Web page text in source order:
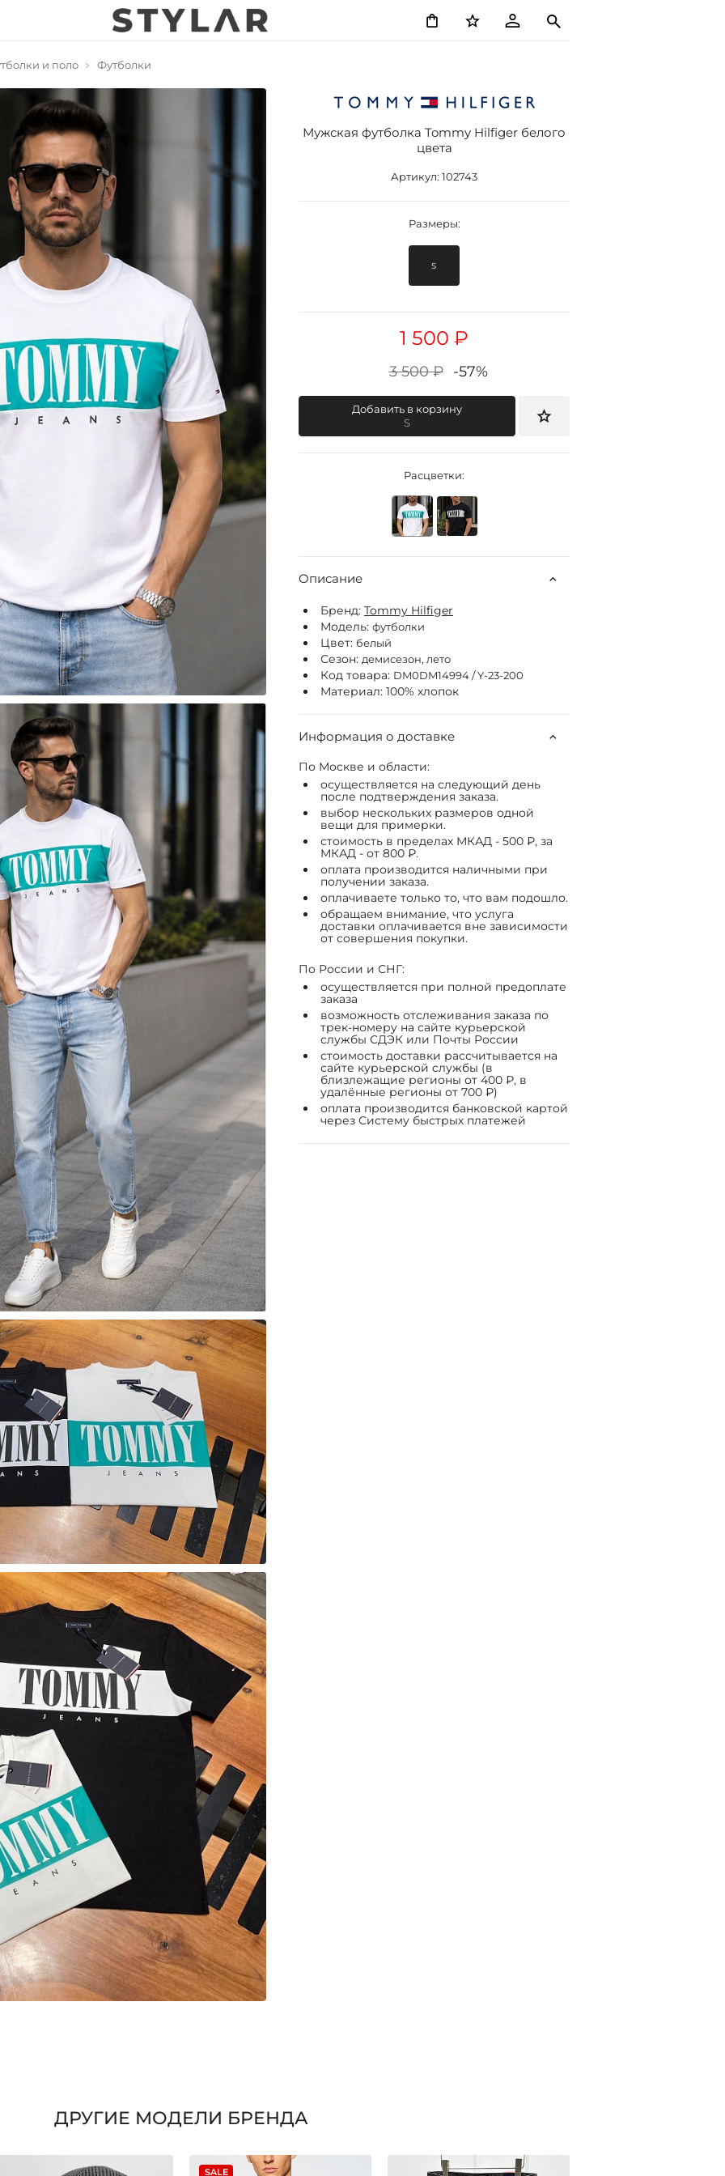
и поло Футболки
Мужская футболка Tommy Hilfiger белого
цвета
Артикул: 102743
Размеры:
S
1 500 ₽
3 500 ₽ -57%
Добавить в корзину
S
Расцветки:
Описание
Бренд: Tommy Hilfiger
Модель: футболки
Цвет: белый
Сезон: демисезон, лето
Код товара: DM0DM14994 / Y-23-200
Материал: 100% хлопок
Информация о доставке
По Москве и области:
осуществляется на следующий день
после подтверждения заказа.
выбор нескольких размеров одной
вещи для примерки.
стоимость в пределах МКАД - 500 ₽, за
МКАД - от 800 ₽.
оплата производится наличными при
получении заказа.
оплачиваете только то, что вам подошло.
обращаем внимание, что услуга
доставки оплачивается вне зависимости
от совершения покупки.
По России и СНГ:
осуществляется при полной предоплате
заказа
возможность отслеживания заказа по
трек-номеру на сайте курьерской
службы СДЭК или Почты России
стоимость доставки рассчитывается на
сайте курьерской службы (в
близлежащие регионы от 400 ₽, в
удалённые регионы от 700 ₽)
оплата производится банковской картой
через Систему быстрых платежей
ДРУГИЕ МОДЕЛИ БРЕНДА
SALE